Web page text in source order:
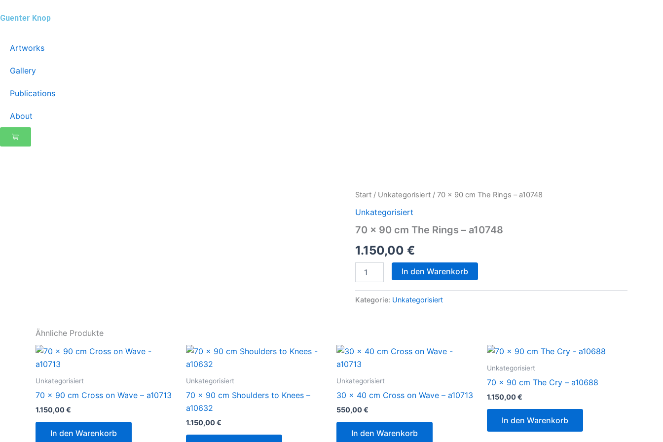
Inhalt
Guenter Knop
Artworks
Gallery
Publications
About
Start / Unkategorisiert / 70 x 90 cm The Rings – a10748
Unkategorisiert
70 x 90 cm The Rings – a10748
1.150,00 €
70
90
The
a10748
Menge
In den Warenkorb
Kategorie: Unkategorisiert
Ähnliche Produkte
Unkategorisiert
70 x 90 cm Cross on Wave – a10713
1.150,00€
In den Warenkorb
Unkategorisiert
70 x 90 cm Shoulders to Knees –
a10632
1.150,00€
Unkategorisiert
30 x 40 cm Cross on Wave – a10713
550,00€
In den Warenkorb
Unkategorisiert
70 x 90 cm The Cry – a10688
1.150,00€
In den Warenkorb